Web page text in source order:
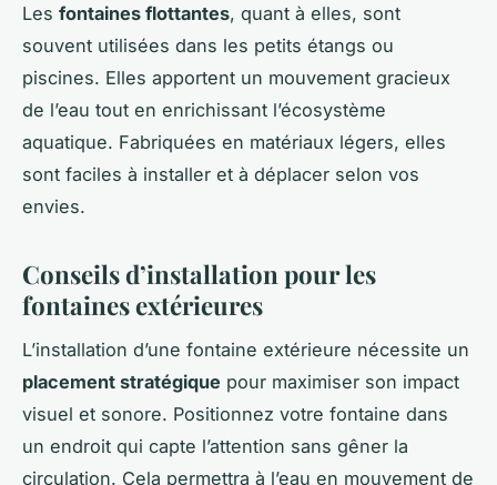
Les fontaines flottantes, quant à elles, sont
souvent utilisées dans les petits étangs ou
piscines. Elles apportent un mouvement gracieux
de l’eau tout en enrichissant l’écosystème
aquatique. Fabriquées en matériaux légers, elles
sont faciles à installer et à déplacer selon vos
envies.
Conseils d’installation pour les
fontaines extérieures
L’installation d’une fontaine extérieure nécessite un
placement stratégique pour maximiser son impact
visuel et sonore. Positionnez votre fontaine dans
un endroit qui capte l’attention sans gêner la
circulation. Cela permettra à l’eau en mouvement de